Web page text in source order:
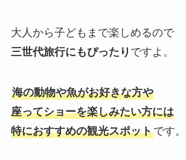
大人から子どもまで楽しめるので
三世代旅行にもぴったり ですよ。
海の動物や魚がお好きな方や
座ってショーを楽しみたい方には
特におすすめの観光スポットです。